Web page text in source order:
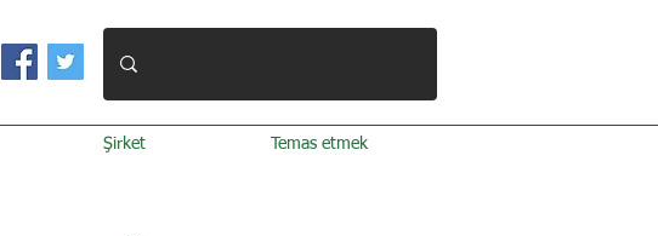
Şirket Temas etmek